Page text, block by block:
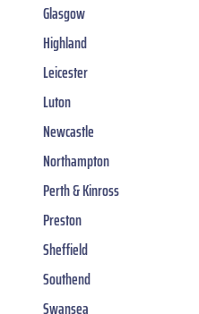
Glasgow
Highland
Leicester
Luton
Newcastle
Northampton
Perth & Kinross
Preston
Sheffield
Southend
Swansea